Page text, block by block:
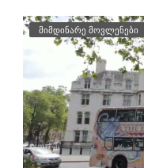
მიმდინარე მოვლენები